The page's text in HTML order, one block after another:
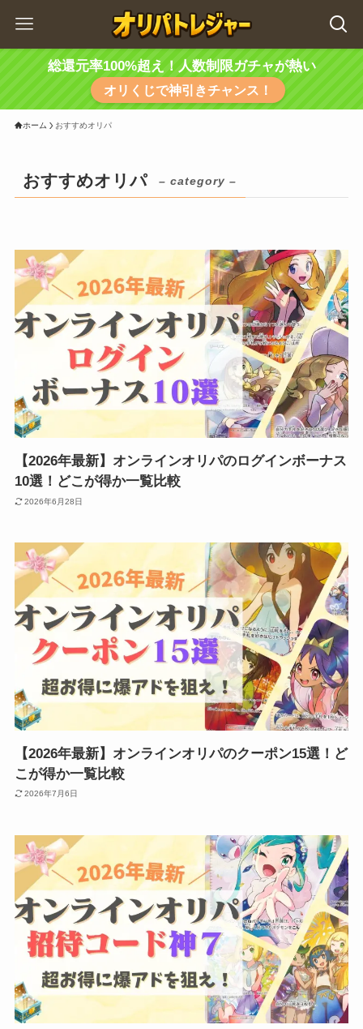
総還元率100%超え！人数制限ガチャが熱い
オリくじで神引きチャンス！
ホーム おすすめオリパ
おすすめオリパ – category –
【2026年最新】オンラインオリパのログインボーナス
10選！どこが得か一覧比較
2026年6月28日
【2026年最新】オンラインオリパのクーポン15選！ど
こが得か一覧比較
2026年7月6日